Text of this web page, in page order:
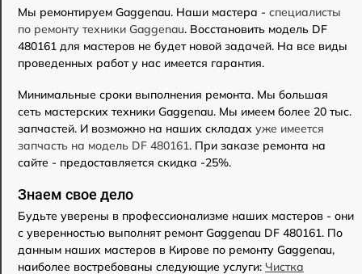
Мы ремонтируем Gaggenau. Наши мастера - специалисты
по ремонту техники Gaggenau. Восстановить модель DF
480161 для мастеров не будет новой задачей. На все виды
проведенных работ у нас имеется гарантия.
Минимальные сроки выполнения ремонта. Мы большая
сеть мастерских техники Gaggenau. Мы имеем более 20 тыс.
запчастей. И возможно на наших складах уже имеется
запчасть на модель DF 480161. При заказе ремонта на
сайте - предоставляется скидка -25%.
Знаем свое дело
Будьте уверены в профессионализме наших мастеров - они
с уверенностью выполнят ремонт Gaggenau DF 480161. По
данным наших мастеров в Кирове по ремонту Gaggenau,
наиболее востребованы следующие услуги: Чистка